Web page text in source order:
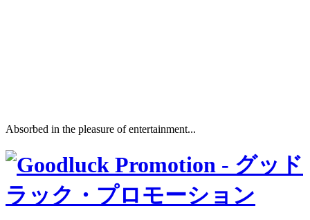
Absorbed in the pleasure of entertainment...